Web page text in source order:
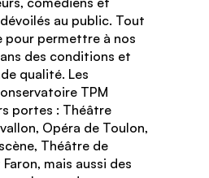
au public. Tout
pour permettre à nos
des conditions et
qualité. Les
TPM
portes : Théâtre
Opéra de Toulon,
Théâtre de
mais aussi des